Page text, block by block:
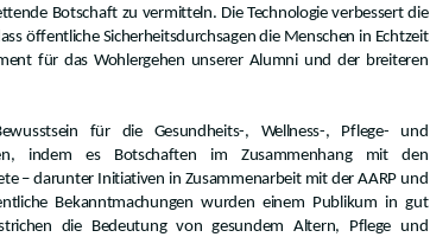
Botschaft zu vermitteln. Die Technologie verbessert die
öffentliche Sicherheitsdurchsagen die Menschen in Echtzeit
für das Wohlergehen unserer Alumni und der breiteren
für die Gesundheits-, Wellness-, Pflege- und
indem es Botschaften im Zusammenhang mit den
– darunter Initiativen in Zusammenarbeit mit der AARP und
Bekanntmachungen wurden einem Publikum in gut
die Bedeutung von gesundem Altern, Pflege und